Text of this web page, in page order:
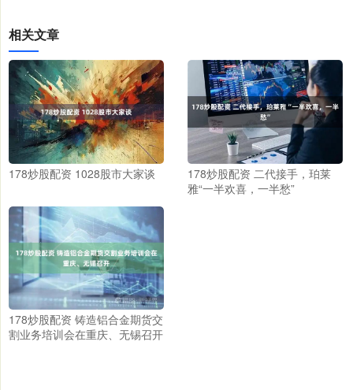
相关文章
178炒股配资 1028股市大家谈
178炒股配资 二代接手，珀莱
雅“一半欢喜，一半愁”
178炒股配资 铸造铝合金期货交
割业务培训会在重庆、无锡召开